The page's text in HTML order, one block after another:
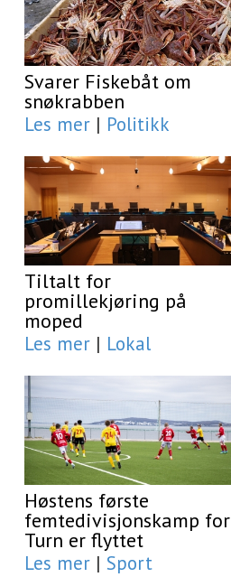
Svarer Fiskebåt om
snøkrabben
Les mer | Politikk
Tiltalt for
promillekjøring på
moped
Les mer | Lokal
Høstens første
femtedivisjonskamp for
Turn er flyttet
Les mer | Sport